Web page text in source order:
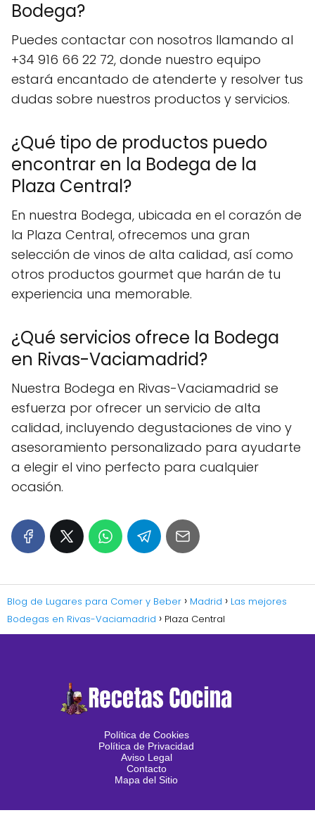
Bodega?
Puedes contactar con nosotros llamando al
+34 916 66 22 72, donde nuestro equipo
estará encantado de atenderte y resolver tus
dudas sobre nuestros productos y servicios.
¿Qué tipo de productos puedo
encontrar en la Bodega de la
Plaza Central?
En nuestra Bodega, ubicada en el corazón de
la Plaza Central, ofrecemos una gran
selección de vinos de alta calidad, así como
otros productos gourmet que harán de tu
experiencia una memorable.
¿Qué servicios ofrece la Bodega
en Rivas-Vaciamadrid?
Nuestra Bodega en Rivas-Vaciamadrid se
esfuerza por ofrecer un servicio de alta
calidad, incluyendo degustaciones de vino y
asesoramiento personalizado para ayudarte
a elegir el vino perfecto para cualquier
ocasión.
Blog de Lugares para Comer y Beber Madrid
Las mejores
Bodegas en Rivas-Vaciamadrid
Plaza Central
Política de Cookies
Política de Privacidad
Aviso Legal
Contacto
Mapa del Sitio